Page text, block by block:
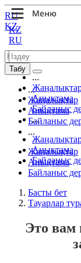
KZ
RU
...
Анықтама
Байланыс
...
Анықтама
Байланыс
RU
KZ
Табу
...
Жаңалықтар
Анықтама
Байланыс
...
Жаңалықтар
Анықтама
Байланыс
Басты бет
Тауарлар
Это вам